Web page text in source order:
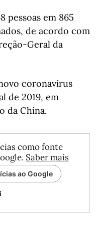
pessoas em 865
de acordo com
Geral da
coronavírus
de 2019, em
da China.
como fonte
Saber mais
ao Google